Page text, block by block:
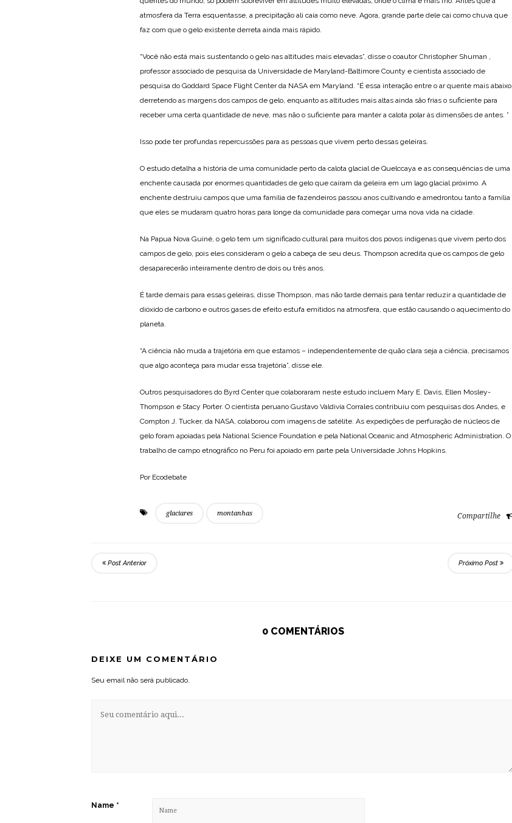
atmosfera da Terra esquentasse, a precipitação ali caía como neve. Agora, grande parte dele cai como chuva que
faz com que o gelo existente derreta ainda mais rápido.
“Você não está mais sustentando o gelo nas altitudes mais elevadas”, disse o coautor Christopher Shuman ,
professor associado de pesquisa da Universidade de Maryland-Baltimore County e cientista associado de
pesquisa do Goddard Space Flight Center da NASA em Maryland. “É essa interação entre o ar quente mais abaixo
derretendo as margens dos campos de gelo, enquanto as altitudes mais altas ainda são frias o suficiente para
receber uma certa quantidade de neve, mas não o suficiente para manter a calota polar às dimensões de antes. ”
Isso pode ter profundas repercussões para as pessoas que vivem perto dessas geleiras.
O estudo detalha a história de uma comunidade perto da calota glacial de Quelccaya e as consequências de uma
enchente causada por enormes quantidades de gelo que caíram da geleira em um lago glacial próximo. A
enchente destruiu campos que uma família de fazendeiros passou anos cultivando e amedrontou tanto a família
que eles se mudaram quatro horas para longe da comunidade para começar uma nova vida na cidade.
Na Papua Nova Guiné, o gelo tem um significado cultural para muitos dos povos indígenas que vivem perto dos
campos de gelo, pois eles consideram o gelo a cabeça de seu deus. Thompson acredita que os campos de gelo
desaparecerão inteiramente dentro de dois ou três anos.
É tarde demais para essas geleiras, disse Thompson, mas não tarde demais para tentar reduzir a quantidade de
dióxido de carbono e outros gases de efeito estufa emitidos na atmosfera, que estão causando o aquecimento do
planeta.
“A ciência não muda a trajetória em que estamos – independentemente de quão clara seja a ciência, precisamos
que algo aconteça para mudar essa trajetória”, disse ele.
Outros pesquisadores do Byrd Center que colaboraram neste estudo incluem Mary E. Davis, Ellen Mosley-
Thompson e Stacy Porter. O cientista peruano Gustavo Valdivia Corrales contribuiu com pesquisas dos Andes, e
Compton J. Tucker, da NASA, colaborou com imagens de satélite. As expedições de perfuração de núcleos de
gelo foram apoiadas pela National Science Foundation e pela National Oceanic and Atmospheric Administration. O
trabalho de campo etnográfico no Peru foi apoiado em parte pela Universidade Johns Hopkins.
Por Ecodebate
glaciares montanhas Compartilhe
Post Anterior Próximo Post
0 COMENTÁRIOS
DEIXE UM COMENTÁRIO
Seu email não será publicado.
Name *